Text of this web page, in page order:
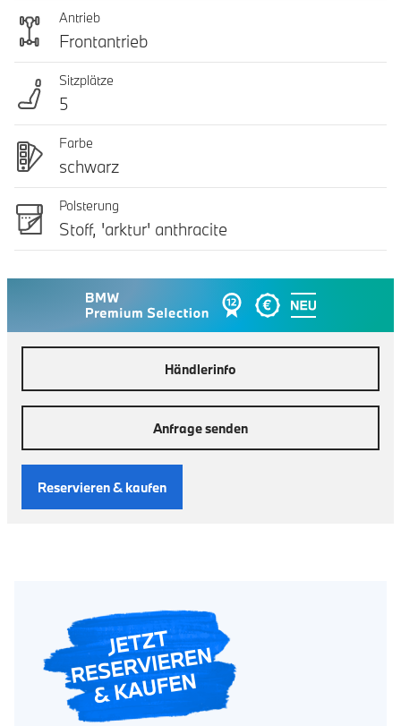
Antrieb
Frontantrieb
Sitzplätze
5
Farbe
schwarz
Polsterung
Stoff, 'arktur' anthracite
Händlerinfo
Anfrage senden
Reservieren & kaufen